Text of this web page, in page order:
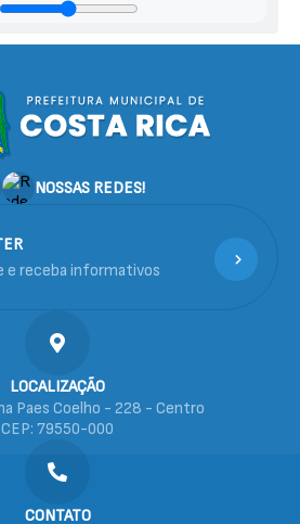
NOSSAS REDES!
LOCALIZAÇÃO
Paes Coelho - 228 - Centro
CEP: 79550-000
CONTATO
e receba informativos